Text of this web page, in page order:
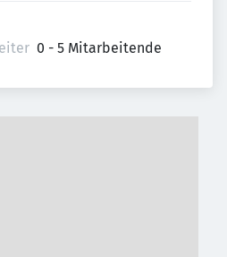
0 - 5 Mitarbeitende